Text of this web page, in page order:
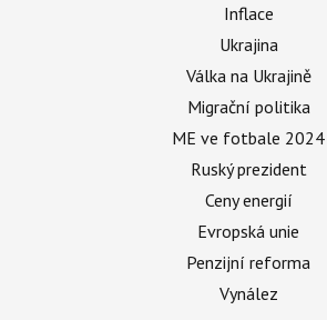
Inflace
Ukrajina
Válka na Ukrajině
Migrační politika
ME ve fotbale 2024
Ruský prezident
Ceny energií
Evropská unie
Penzijní reforma
Vynález